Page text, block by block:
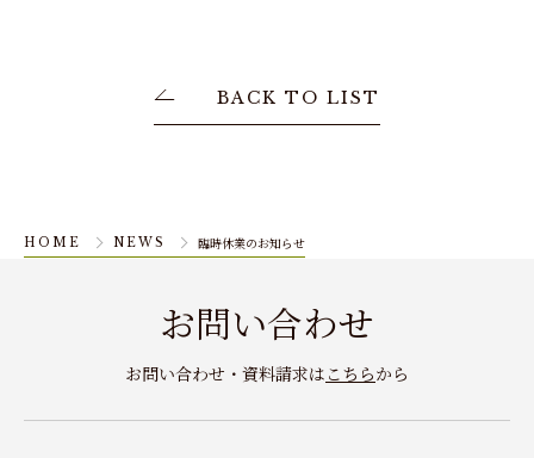
BACK TO LIST
HOME NEWS 臨時休業のお知らせ
お問い合わせ
お問い合わせ・資料請求は こちらから